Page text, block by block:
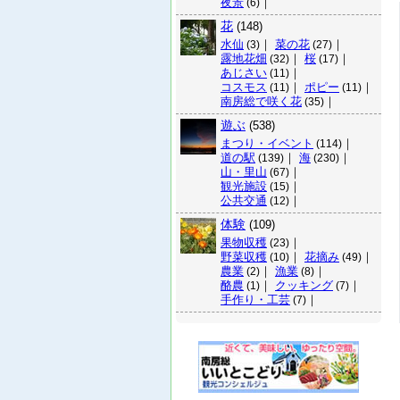
(6)
花 (148)
水仙 (3) ｜ 菜の花 (27) ｜
露地花畑 (32) ｜ 桜 (17) ｜
あじさい (11) ｜
コスモス (11) ｜ ポピー (11) ｜
南房総で咲く花 (35) ｜
遊ぶ (538)
まつり・イベント (114) ｜
道の駅 (139) ｜ 海 (230) ｜
山・里山 (67) ｜
観光施設 (15) ｜
公共交通 (12) ｜
体験 (109)
果物収穫 (23) ｜
野菜収穫 (10) ｜ 花摘み (49) ｜
農業 (2) ｜ 漁業 (8) ｜
酪農 (1) ｜ クッキング (7) ｜
手作り・工芸 (7) ｜